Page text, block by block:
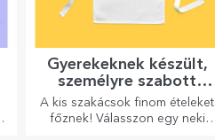
Gyerekeknek készült,
személyre szabott
rövidnadrágok
A kis szakácsok finom ételeket
főznek! Válasszon egy neki